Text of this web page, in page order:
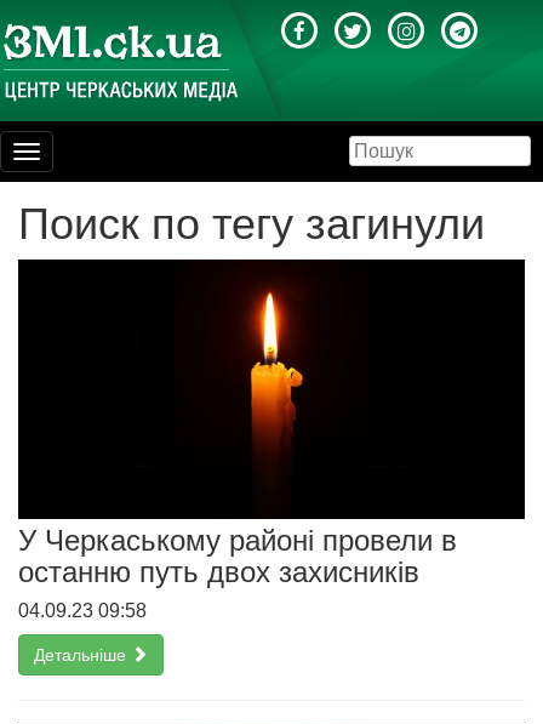
Toggle
navigation
Поиск по тегу загинули
У Черкаському районі провели в
останню путь двох захисників
04.09.23 09:58
Детальніше